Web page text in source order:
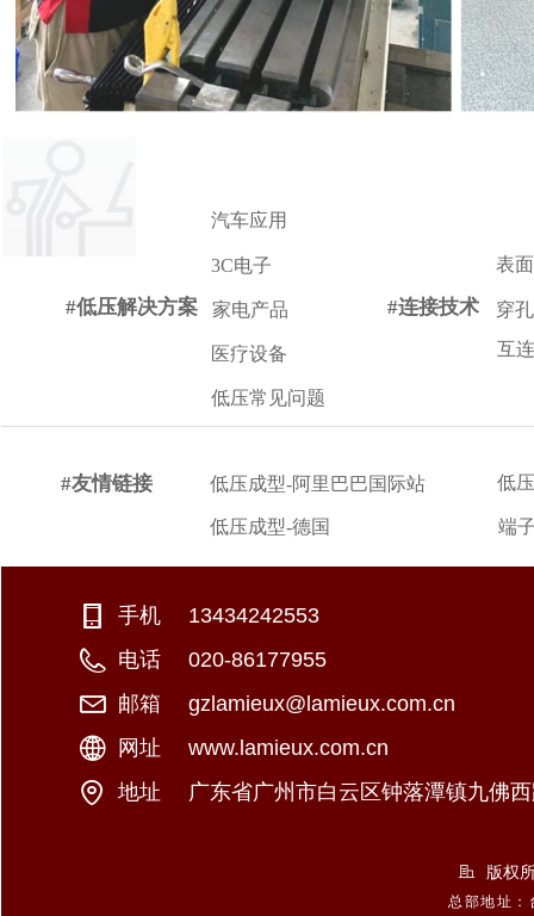
#低压解决方案
汽车应用
医疗设备
家电产品
3C电子
低压常见问题
#连接技术
表
互
穿
手机：
+886-2-26981766
电话：
+886-920896068
邮箱：
george@lamieux.com.tw
网址：
www.example.xxx
地址：
中国北京市东城区某某大厦8-88室
版权
总部地址
13434242553
020-86177955
gzlamieux@lamieux.com.cn
www.lamieux.com.cn
广东省广州市白云区钟落潭镇九佛
#友情链接 低压成型-阿里巴巴国际站 低
低压成型-德国 端